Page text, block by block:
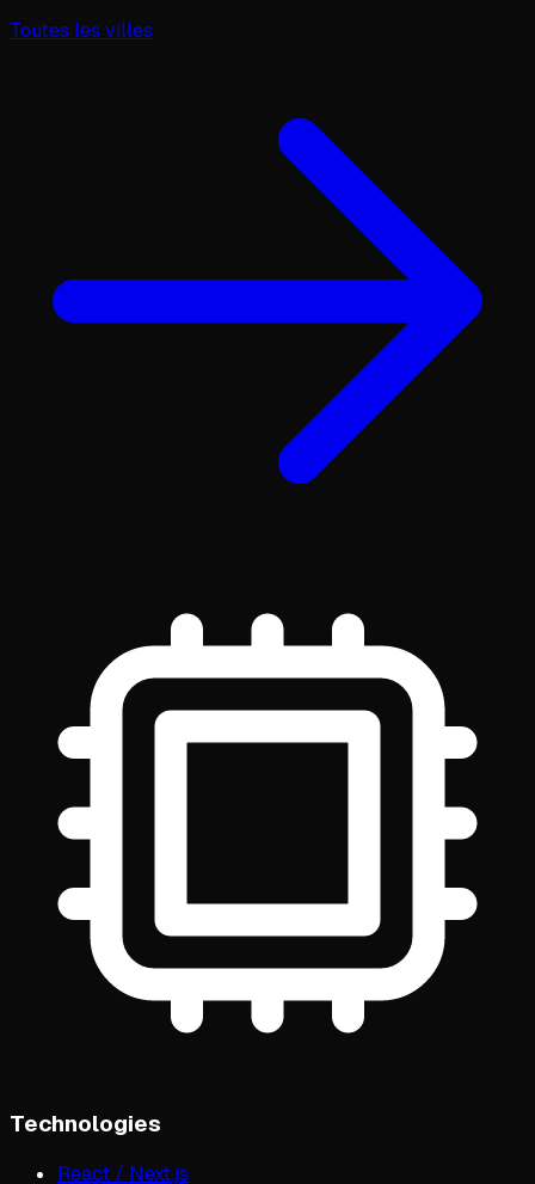
Toutes les villes
Technologies
React / Next.js